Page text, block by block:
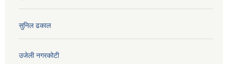
सुनिल ढकाल
उजेली नगरकोटी